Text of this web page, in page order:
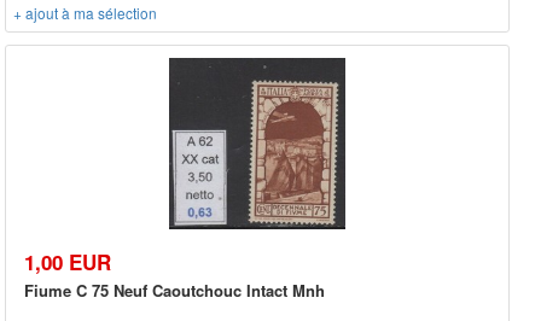
+ ajout à ma sélection
1,00 EUR
Fiume C 75 Neuf Caoutchouc Intact Mnh